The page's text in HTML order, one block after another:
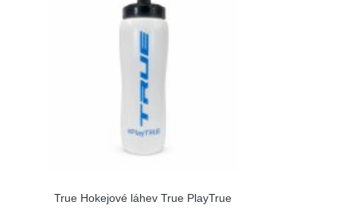
True Hokejové láhev True PlayTrue